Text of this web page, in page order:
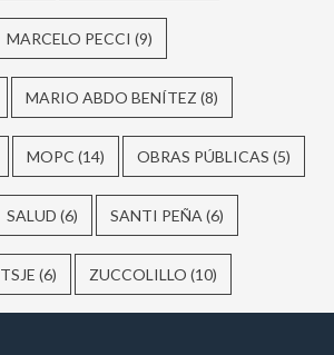
MARCELO PECCI (9)
MARIO ABDO BENÍTEZ (8)
MOPC (14) OBRAS PÚBLICAS (5)
SALUD (6) SANTI PEÑA (6)
TSJE (6) ZUCCOLILLO (10)